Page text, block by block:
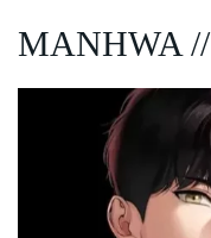
MANHWA